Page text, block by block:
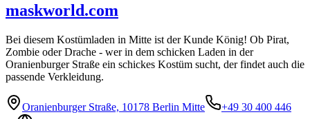
maskworld.com
Bei diesem Kostümladen in Mitte ist der Kunde König! Ob Pirat,
Zombie oder Drache - wer in dem schicken Laden in der
Oranienburger Straße ein schickes Kostüm sucht, der findet auch die
passende Verkleidung.
Oranienburger Straße, 10178 Berlin Mitte
+49 30 400 446